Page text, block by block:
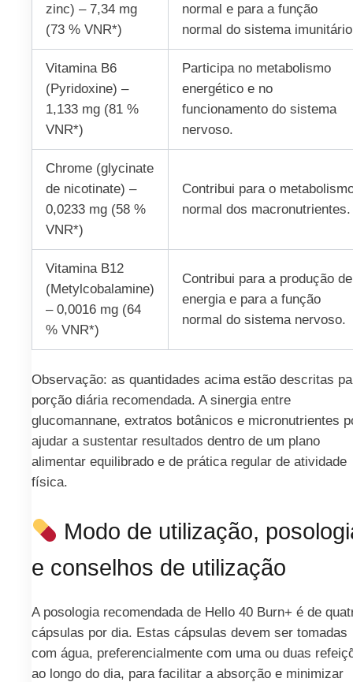
zinc) – 7,34 mg
(73 % VNR*)
normal e para a função
normal do sistema
Vitamina B6
(Pyridoxine) –
1,133 mg (81 %
VNR*)
Participa no metabolismo
energético e no
funcionamento do sistema
nervoso.
Chrome (glycinate
de nicotinate) –
0,0233 mg (58 %
VNR*)
Contribui para o
normal dos macronutrientes.
Vitamina B12
(Metylcobalamine)
– 0,0016 mg (64
% VNR*)
Contribui para a produção de
energia e para a função
normal do sistema nervoso.
Observação: as quantidades acima estão descritas
porção diária recomendada. A sinergia entre
glucomannane, extratos botânicos e micronutrientes
ajudar a sustentar resultados dentro de um plano
alimentar equilibrado e de prática regular de atividade
física.
Modo de utilização,
e conselhos de utilização
A posologia recomendada de Hello 40 Burn+ é de
cápsulas por dia. Estas cápsulas devem ser tomadas
com água, preferencialmente com uma ou duas
ao longo do dia, para facilitar a absorção e minimizar